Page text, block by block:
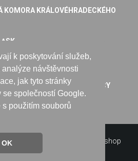
k poskytování služeb,
návštěvnosti
jak tyto stránky
společností Google.
použitím souborů
OK
KOMORA KRÁLOVÉHRADECKÉHO
REGIONALNEGO S.A
HANDLOWA W ŚWIDNICY
eshop